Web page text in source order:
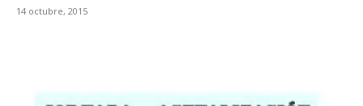
14 octubre, 2015